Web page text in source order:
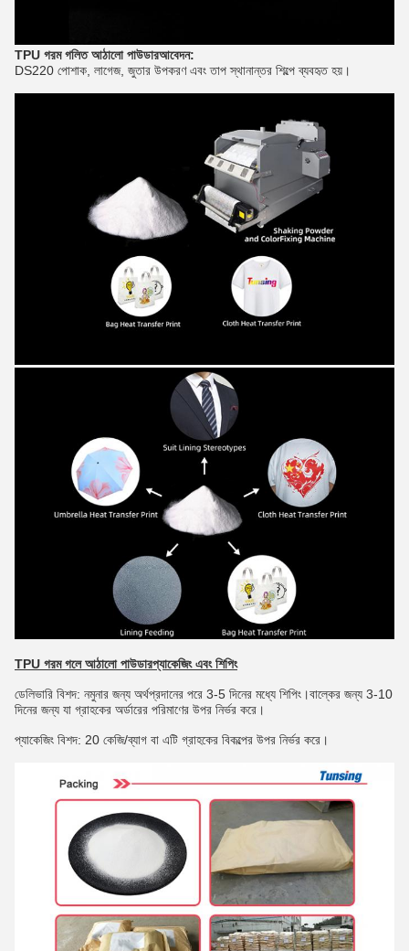
TPU গরম গলিত আঠালো পাউডারআবেদন:
DS220 পোশাক, লাগেজ, জুতার উপকরণ এবং তাপ স্থানান্তর শিল্পে ব্যবহৃত হয়।
TPU গরম গলে আঠালো পাউডারপ্যাকেজিং এবং শিপিং
ডেলিভারি বিশদ: নমুনার জন্য অর্থপ্রদানের পরে 3-5 দিনের মধ্যে শিপিং।বাল্কের জন্য 3-10
দিনের জন্য যা গ্রাহকের অর্ডারের পরিমাণের উপর নির্ভর করে।
প্যাকেজিং বিশদ: 20 কেজি/ব্যাগ বা এটি গ্রাহকের বিকল্পের উপর নির্ভর করে।